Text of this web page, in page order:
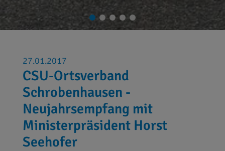
27.01.2017
CSU-Ortsverband
Schrobenhausen -
Neujahrsempfang mit
Ministerpräsident Horst
Seehofer